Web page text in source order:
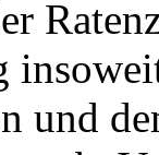
und